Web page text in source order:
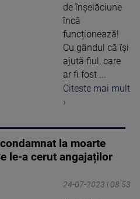
de înșelăciune
încă
funcționează!
Cu gândul că își
ajută fiul, care
ar fi fost ...
Citeste mai mult
›
la moarte
le-a cerut angajaților
24-07-2023 | 08:53